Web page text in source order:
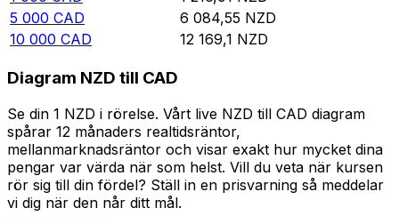
5 000 CAD 6 084,55 NZD
10 000 CAD 12 169,1 NZD
Diagram NZD till CAD
Se din 1 NZD i rörelse. Vårt live NZD till CAD diagram
spårar 12 månaders realtidsräntor,
mellanmarknadsräntor och visar exakt hur mycket dina
pengar var värda när som helst. Vill du veta när kursen
rör sig till din fördel? Ställ in en prisvarning så meddelar
vi dig när den når ditt mål.